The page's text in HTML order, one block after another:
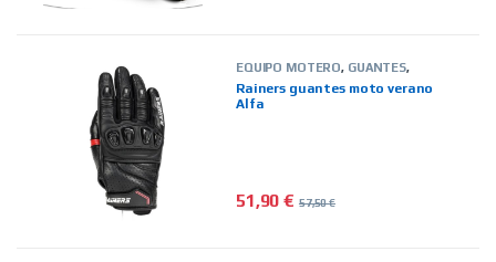
EQUIPO MOTERO, GUANTES,
TIENDA ON LINE,VERANO
Rainers guantes moto verano
Alfa
51,90€ 57,50€
Este producto tiene múltiples